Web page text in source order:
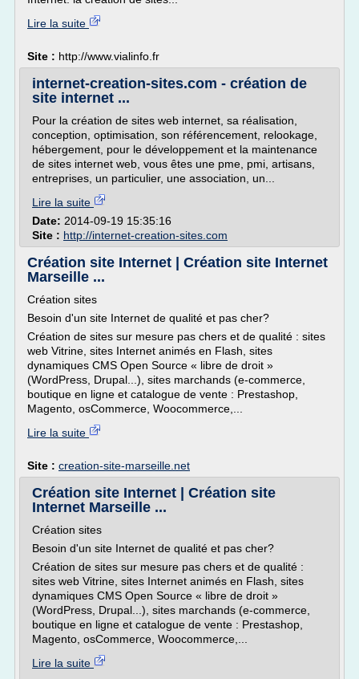
Lire la suite
Site : http://www.vialinfo.fr
internet-creation-sites.com - création de
site internet ...
Pour la création de sites web internet, sa réalisation,
conception, optimisation, son référencement, relookage,
hébergement, pour le développement et la maintenance
de sites internet web, vous êtes une pme, pmi, artisans,
entreprises, un particulier, une association, un...
Lire la suite
Date: 2014-09-19 15:35:16
Site : http://internet-creation-sites.com
Création site Internet | Création site Internet
Marseille ...
Création sites
Besoin d'un site Internet de qualité et pas cher?
Création de sites sur mesure pas chers et de qualité : sites
web Vitrine, sites Internet animés en Flash, sites
dynamiques CMS Open Source « libre de droit »
(WordPress, Drupal...), sites marchands (e-commerce,
boutique en ligne et catalogue de vente : Prestashop,
Magento, osCommerce, Woocommerce,...
Lire la suite
Site : creation-site-marseille.net
Création site Internet | Création site
Internet Marseille ...
Création sites
Besoin d'un site Internet de qualité et pas cher?
Création de sites sur mesure pas chers et de qualité :
sites web Vitrine, sites Internet animés en Flash, sites
dynamiques CMS Open Source « libre de droit »
(WordPress, Drupal...), sites marchands (e-commerce,
boutique en ligne et catalogue de vente : Prestashop,
Magento, osCommerce, Woocommerce,...
Lire la suite